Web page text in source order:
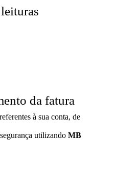
da fatura
à sua conta, de
utilizando MB